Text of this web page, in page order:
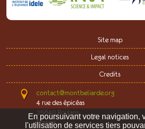
Site map
Legal notices
Credits
contact@montbeliarde.org
4 rue des épicéas
25640 Roulans
France
En poursuivant votre navigation,
l'utilisation de services tiers